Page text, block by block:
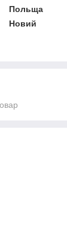
Польща
Новий